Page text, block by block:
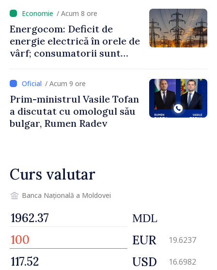
putem menține prețurile la
un nivel mai mic”
/ Acum 8 ore
Energocom: Deficit de
energie electrică în orele de
vârf; consumatorii sunt
/ Acum 9 ore
Prim-ministrul Vasile Tofan
a discutat cu omologul său
bulgar, Rumen Radev
Curs valutar
Banca Națională a Moldovei
MDL
EUR 19.6237
USD 16.6982